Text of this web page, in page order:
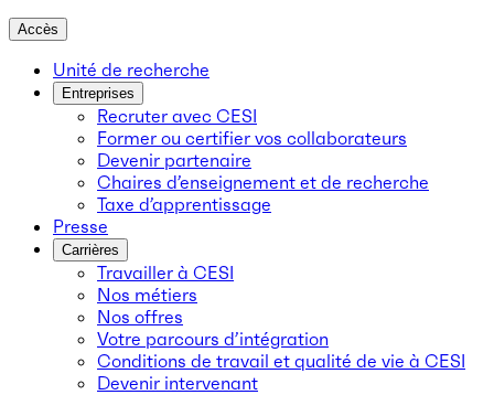
Accès
Unité de recherche
Entreprises
Recruter avec CESI
Former ou certifier vos collaborateurs
Devenir partenaire
Chaires d’enseignement et de recherche
Taxe d’apprentissage
Presse
Carrières
Travailler à CESI
Nos métiers
Nos offres
Votre parcours d’intégration
Conditions de travail et qualité de vie à CESI
Devenir intervenant